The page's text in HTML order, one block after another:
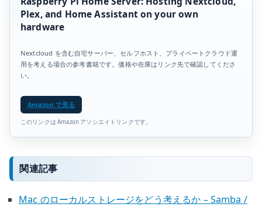
Plex, and Home Assistant on your own
hardware
Nextcloud を含む自宅サーバー、セルフホスト、プライベートクラウド運
用を考える場合の参考書籍です。価格や在庫はリンク先で確認してくださ
い。
Amazon で見る
このリンクは Amazon アソシエイトリンクです。
関連記事
Mac のローカルストレージをどう考えるか – Samba /